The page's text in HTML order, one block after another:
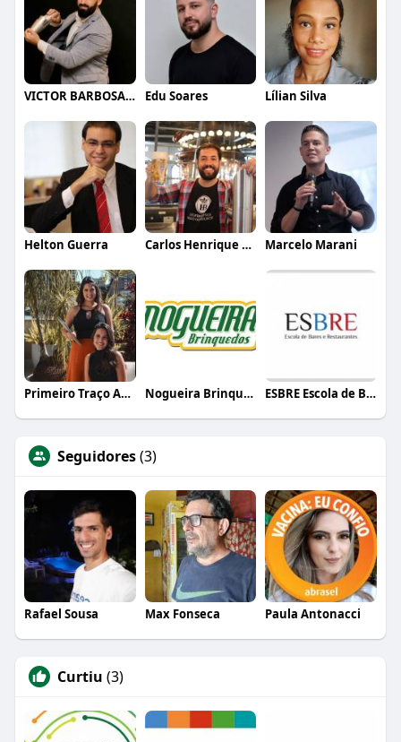
VICTOR BARBOSA QUARANTA Edu Soares Lílian Silva
Helton Guerra Carlos Henrique de Faria Vasconcelos Marcelo Marani
Primeiro Traço Arquitetura Nogueira Brinquedos ESBRE Escola de Bares e Restaurantes
Seguidores(3)
Rafael Sousa Max Fonseca Paula Antonacci
Curtiu (3)